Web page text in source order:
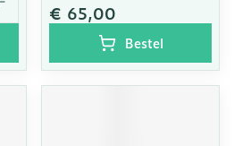
€ 65,00
Bestel